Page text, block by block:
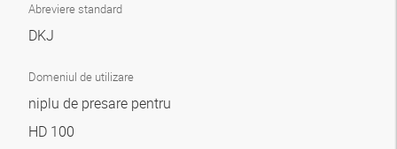
Abreviere standard
DKJ
Domeniul de utilizare
niplu de presare pentru
HD 100